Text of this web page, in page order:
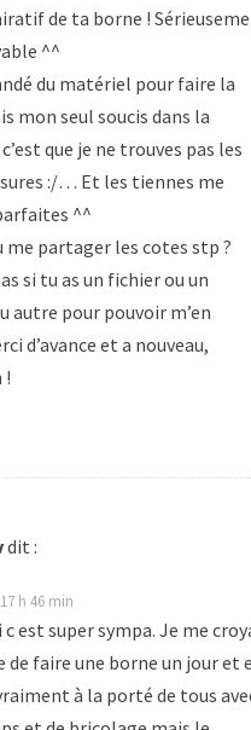
de ta borne !
^^
du matériel pour faire la
mon seul soucis dans la
que je ne trouves pas les
:/… Et les tiennes me
^^
partager les cotes stp ?
si tu as un fichier ou un
autre pour pouvoir m’en
d’avance et a nouveau,
!
dit :
h 46 min
est super sympa. Je me
de faire une borne un jour et
à la porté de tous